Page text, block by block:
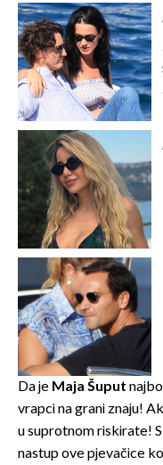
Da je Maja Šuput
vrapci na grani znaju!
u suprotnom riskirate!
nastup ove pjevačice